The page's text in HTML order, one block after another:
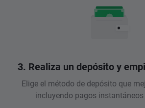
3. Realiza un depósito y
Elige el método de depósito que
incluyendo pagos